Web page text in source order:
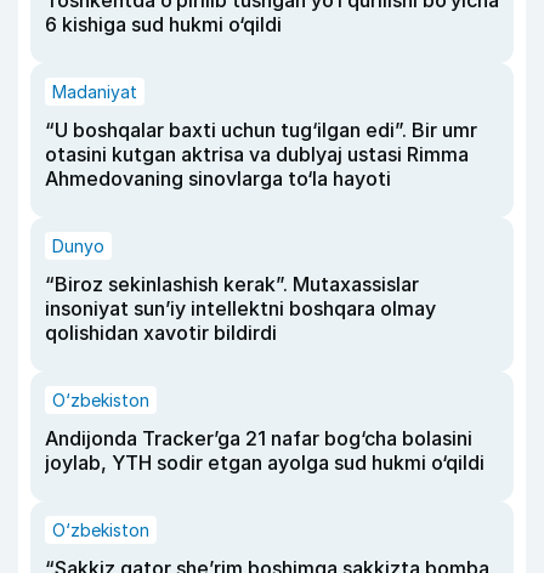
6 kishiga sud hukmi o‘qildi
Madaniyat
“U boshqalar baxti uchun tug‘ilgan edi”. Bir umr
otasini kutgan aktrisa va dublyaj ustasi Rimma
Ahmedovaning sinovlarga to‘la hayoti
Dunyo
“Biroz sekinlashish kerak”. Mutaxassislar
insoniyat sun’iy intellektni boshqara olmay
qolishidan xavotir bildirdi
O‘zbekiston
Andijonda Tracker’ga 21 nafar bog‘cha bolasini
joylab, YTH sodir etgan ayolga sud hukmi o‘qildi
O‘zbekiston
“Sakkiz qator she’rim boshimga sakkizta bomba